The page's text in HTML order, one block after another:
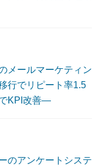
メールマーケティン
行でリピート率1.5
KPI改善―
のアンケートシステ